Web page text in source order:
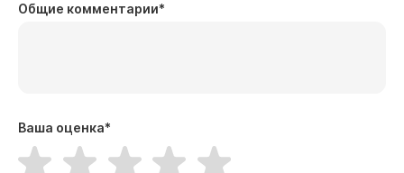
Общие комментарии*
Ваша оценка*